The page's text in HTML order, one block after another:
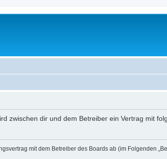
zwischen dir und dem Betreiber ein Vertrag mit
mit dem Betreiber des Boards ab (im Folgenden